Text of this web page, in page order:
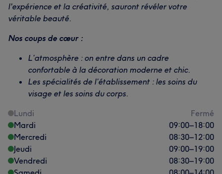
l'expérience et la créativité, sauront révéler votre
véritable beauté.
Nos coups de cœur :
L’atmosphère : on entre dans un cadre
confortable à la décoration moderne et chic.
Les spécialités de l’établissement : les soins du
visage et les soins du corps.
Lundi
Fermé
Mardi
09:00–18:00
Mercredi
08:30–12:00
Jeudi
09:00–19:00
Vendredi
08:30–19:00